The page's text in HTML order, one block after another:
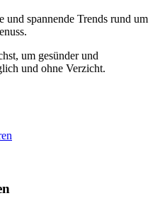
und spannende Trends rund um
um gesünder und
und ohne Verzicht.